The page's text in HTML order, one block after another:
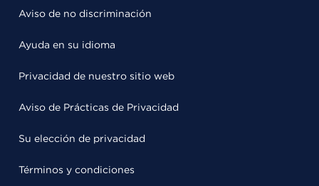
Aviso de no discriminación
Ayuda en su idioma
Privacidad de nuestro sitio web
Aviso de Prácticas de Privacidad
Su elección de privacidad
Términos y condiciones